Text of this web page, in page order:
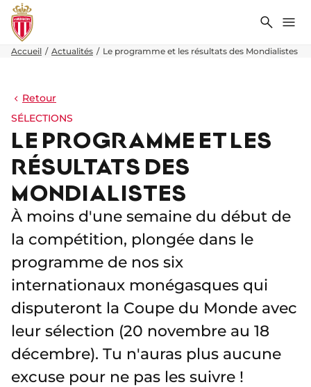
Accueil Actualités Le programme et les résultats des Mondialistes
Retour
SÉLECTIONS
LE PROGRAMME ET LES
RÉSULTATS DES
MONDIALISTES
À moins d'une semaine du début de
la compétition, plongée dans le
programme de nos six
internationaux monégasques qui
disputeront la Coupe du Monde avec
leur sélection (20 novembre au 18
décembre). Tu n'auras plus aucune
excuse pour ne pas les suivre !